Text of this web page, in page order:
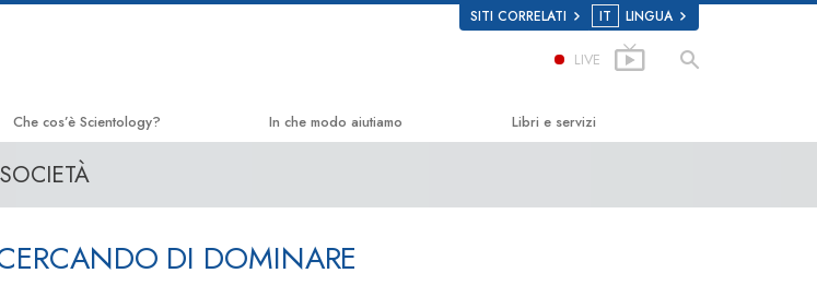
SITI CORRELATI IT LINGUA
LIVE
Che cos’è Scientology?
Credenze e pratiche
Che cosa dicono gli Scientologist
In che modo aiutiamo
Criminon
Libri e servizi
Conferenze Introduttive
DI DOMINARE